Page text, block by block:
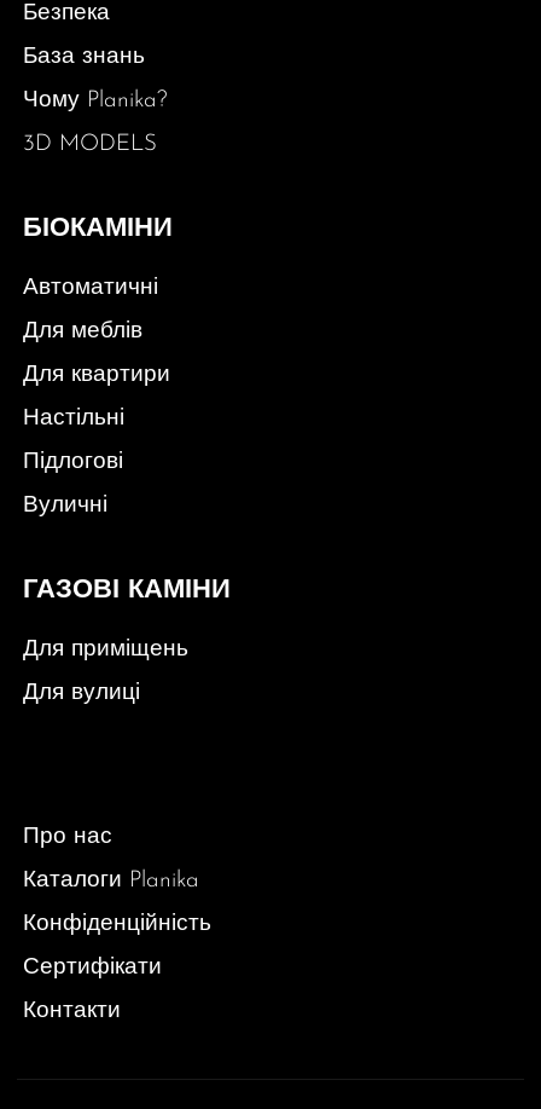
Безпека
База знань
Чому Planika?
3D MODELS
БІОКАМІНИ
Автоматичні
Для меблів
Для квартири
Настільні
Підлогові
Вуличні
ГАЗОВІ КАМІНИ
Для приміщень
Для вулиці
Про нас
Каталоги Planika
Конфіденційність
Сертифікати
Контакти